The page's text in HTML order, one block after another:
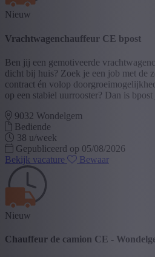
Nieuw
Vrachtwagenchauffeur CE bpost
Ben jij een gemotiveerde
dicht bij huis? Zoek je een job met de
contract én volop
op een stabiel uurrooster? Dan is
9032 Wondelgem
Bediende
38 u/week
Gepubliceerd op 05/08/2026
Bekijk vacature
Bewaar
Nieuw
Chauffeur de camion CE -